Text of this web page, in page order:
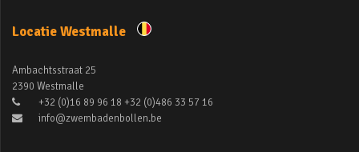
Locatie Westmalle
Ambachtsstraat 25
2390 Westmalle
+32 (0)16 89 96 18 +32 (0)486 33 57 16
info@zwembadenbollen.be